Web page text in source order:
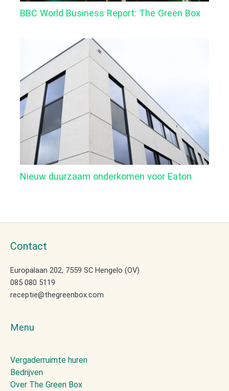
BBC World Business Report: The Green Box
Nieuw duurzaam onderkomen voor Eaton
Contact
Europalaan 202, 7559 SC Hengelo (OV)
085 080 5119
receptie@thegreenbox.com
Menu
Vergaderruimte huren
Bedrijven
Over The Green Box